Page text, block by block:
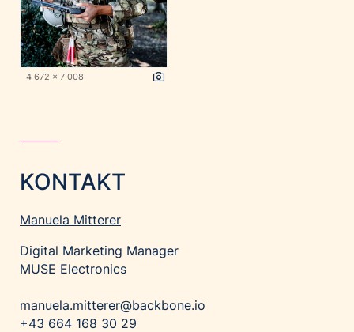
4 672 x 7 008
KONTAKT
Manuela Mitterer
Digital Marketing Manager
MUSE Electronics
manuela.mitterer@backbone.io
+43 664 168 30 29